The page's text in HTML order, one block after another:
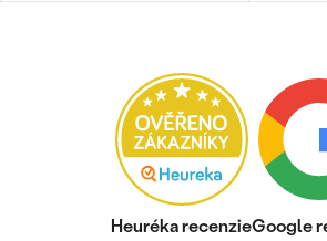
Heuréka recenzieGoogle